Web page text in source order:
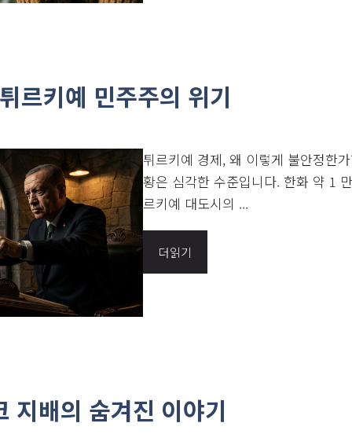
르키예 민주주의 위기
튀르키예 경제, 왜 이렇게 불안정한
황은 심각한 수준입니다. 한화 약 1
르키예 대도시의 ...
더읽기
지배의 숨겨진 이야기